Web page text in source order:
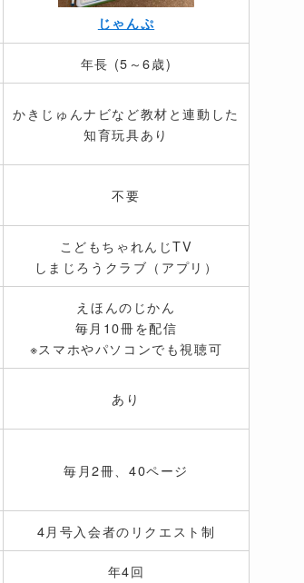
じゃんぷ
年長 (5～6歳)
かきじゅんナビなど教材と連動した
知育玩具あり
不要
こどもちゃれんじTV
しまじろうクラブ（アプリ）
えほんのじかん
毎月10冊を配信
※スマホやパソコンでも視聴可
あり
毎月2冊、40ページ
4月号入会者のリクエスト制
年4回